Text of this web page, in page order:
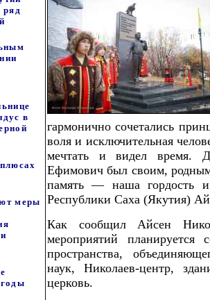
ряд
в
меры
гармонично сочетались
воля и исключительная
мечтать и видел время.
Ефимович был своим,
память — наша гордость
Республики Саха (Якутия)
Как сообщил Айсен
мероприятий планируется
пространства,
наук, Николаев-центр,
церковь.